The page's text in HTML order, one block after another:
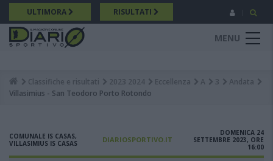
Salta
al
contenuto
principale
ULTIMORA RISULTATI
MENU
Breadcrumb
Classifiche e risultati 2023 2024 Eccellenza A 3
Andata
Villasimius - San Teodoro Porto Rotondo
COMUNALE IS CASAS,
VILLASIMIUS IS CASAS
DIARIOSPORTIVO.IT
DOMENICA 24
SETTEMBRE 2023, ORE
16:00